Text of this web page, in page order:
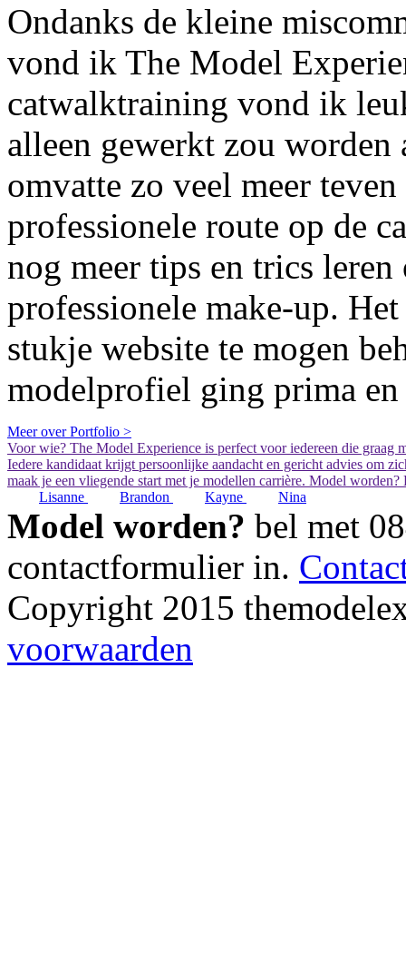
Ondanks de kleine
vond ik The Model
catwalktraining vond ik
alleen gewerkt zou worden
omvatte zo veel meer
professionele route op de
nog meer tips en trics
professionele make-up.
stukje website te mogen
modelprofiel ging prima
Meer over Portfolio >
Voor wie? The Model Experience is perfect voor iedereen die
Iedere kandidaat krijgt persoonlijke aandacht en gericht advies om
maak je een vliegende start met je modellen carrière. Model
Lisanne
Brandon Kayne Nina
Model worden? bel met
contactformulier in.
Copyright 2015
voorwaarden